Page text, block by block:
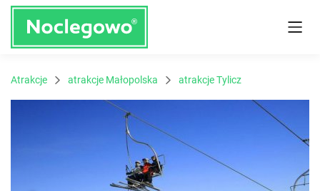
Atrakcje atrakcje Małopolska atrakcje Tylicz